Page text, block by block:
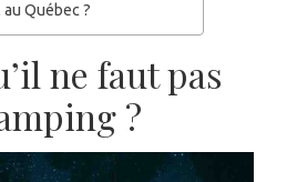
Québec ?
ne faut pas
?